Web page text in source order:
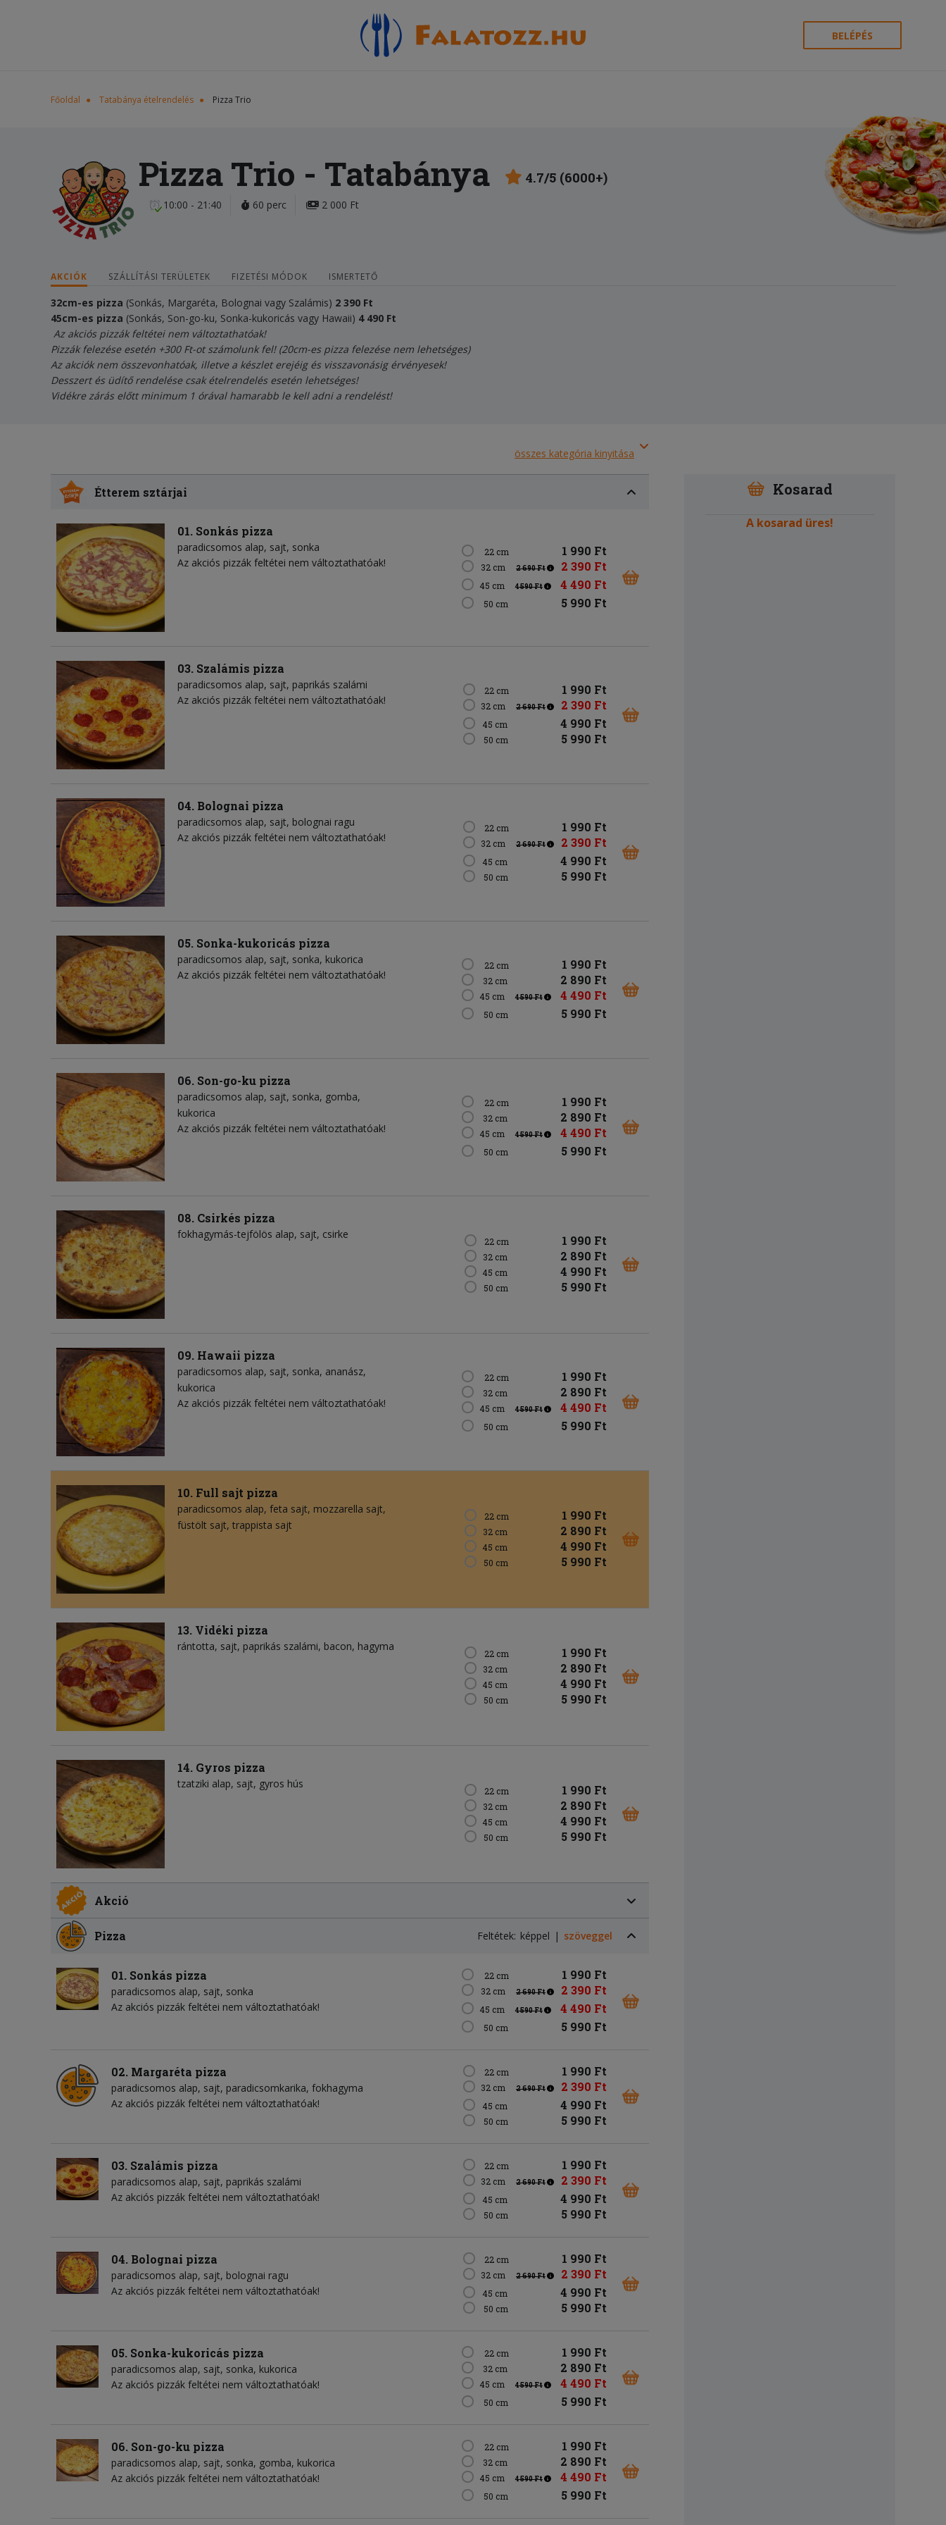
BELÉPÉS
Főoldal Tatabánya ételrendelés Pizza Trio
Pizza Trio - Tatabánya 4.7/5 (6000+)
10:00 - 21:40 60 perc 2 000 Ft
AKCIÓK SZÁLLÍTÁSI TERÜLETEK FIZETÉSI MÓDOK ISMERTETŐ
32cm-es pizza (Sonkás, Margaréta, Bolognai vagy Szalámis) 2 390 Ft
45cm-es pizza (Sonkás, Son-go-ku, Sonka-kukoricás vagy Hawaii) 4490 Ft
Az akciós pizzák feltétei nem változtathatóak!
Pizzák felezése esetén +300 Ft-ot számolunk fel! (20cm-es pizza felezése nem lehetséges)
Az akciók nem összevonhatóak, illetve a készlet erejéig és visszavonásig érvényesek!
Desszert és üdítő rendelése csak ételrendelés esetén lehetséges!
Vidékre zárás előtt minimum 1 órával hamarabb le kell adni a rendelést!
összes kategória kinyitása
Étterem sztárjai
01. Sonkás pizza
paradicsomos alap sajt sonka
Az akciós pizzák feltétei nem változtathatóak!
22 cm 1 990 Ft
32 cm 2 690 Ft 2 390 Ft
45 cm 4 590 Ft 4 490 Ft
50 cm 5 990 Ft
03. Szalámis pizza
paradicsomos alap sajt paprikás szalámi
Az akciós pizzák feltétei nem változtathatóak!
22 cm 1 990 Ft
32 cm 2 690 Ft 2 390 Ft
45 cm 4 990 Ft
50 cm 5 990 Ft
04. Bolognai pizza
paradicsomos alap sajt bolognai ragu
Az akciós pizzák feltétei nem változtathatóak!
22 cm 1 990 Ft
32 cm 2 690 Ft 2 390 Ft
45 cm 4 990 Ft
50 cm 5 990 Ft
05. Sonka-kukoricás pizza
paradicsomos alap sajt sonka kukorica
Az akciós pizzák feltétei nem változtathatóak!
22 cm 1 990 Ft
32 cm 2 890 Ft
45 cm 4 590 Ft 4 490 Ft
50 cm 5 990 Ft
06. Son-go-ku pizza
paradicsomos alap sajt sonka gomba
kukorica
Az akciós pizzák feltétei nem változtathatóak!
22 cm 1 990 Ft
32 cm 2 890 Ft
45 cm 4 590 Ft 4 490 Ft
50 cm 5 990 Ft
08. Csirkés pizza
fokhagymás-tejfölös alap sajt csirke
22 cm 1 990 Ft
32 cm 2 890 Ft
45 cm 4 990 Ft
50 cm 5 990 Ft
09. Hawaii pizza
paradicsomos alap sajt sonka ananász
kukorica
Az akciós pizzák feltétei nem változtathatóak!
22 cm 1 990 Ft
32 cm 2 890 Ft
45 cm 4 590 Ft 4 490 Ft
50 cm 5 990 Ft
10. Full sajt pizza
paradicsomos alap feta sajt mozzarella sajt
füstölt sajt trappista sajt
22 cm 1 990 Ft
32 cm 2 890 Ft
45 cm 4 990 Ft
50 cm 5 990 Ft
13. Vidéki pizza
rántotta sajt paprikás szalámi bacon hagyma
22 cm 1 990 Ft
32 cm 2 890 Ft
45 cm 4 990 Ft
50 cm 5 990 Ft
14. Gyros pizza
tzatziki alap sajt gyros hús
22 cm 1 990 Ft
32 cm 2 890 Ft
45 cm 4 990 Ft
50 cm 5 990 Ft
Akció
Pizza Feltétek: képpel szöveggel
01. Sonkás pizza
paradicsomos alap sajt sonka
Az akciós pizzák feltétei nem változtathatóak!
22 cm 1 990 Ft
32 cm 2 690 Ft 2 390 Ft
45 cm 4 590 Ft 4 490 Ft
50 cm 5 990 Ft
02. Margaréta pizza
paradicsomos alap sajt paradicsomkarika fokhagyma
Az akciós pizzák feltétei nem változtathatóak!
22 cm 1 990 Ft
32 cm 2 690 Ft 2 390 Ft
45 cm 4 990 Ft
50 cm 5 990 Ft
03. Szalámis pizza
paradicsomos alap sajt paprikás szalámi
Az akciós pizzák feltétei nem változtathatóak!
22 cm 1 990 Ft
32 cm 2 690 Ft 2 390 Ft
45 cm 4 990 Ft
50 cm 5 990 Ft
04. Bolognai pizza
paradicsomos alap sajt bolognai ragu
Az akciós pizzák feltétei nem változtathatóak!
22 cm 1 990 Ft
32 cm 2 690 Ft 2 390 Ft
45 cm 4 990 Ft
50 cm 5 990 Ft
05. Sonka-kukoricás pizza
paradicsomos alap sajt sonka kukorica
Az akciós pizzák feltétei nem változtathatóak!
22 cm 1 990 Ft
32 cm 2 890 Ft
45 cm 4 590 Ft 4 490 Ft
50 cm 5 990 Ft
06. Son-go-ku pizza
paradicsomos alap sajt sonka gomba kukorica
Az akciós pizzák feltétei nem változtathatóak!
22 cm 1 990 Ft
32 cm 2 890 Ft
45 cm 4 590 Ft 4 490 Ft
50 cm 5 990 Ft
Kosarad
A kosarad üres!